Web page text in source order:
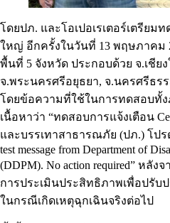
โดยปภ. และโอเปอเรเตอร์เตรียม
ใหญ่ อีกครั้งในวันที่ 13 พฤษภาคม
พื้นที่ 5 จังหวัด ประกอบด้วย จ.เชีย
จ.พระนครศรีอยุธยา, จ.นครศรีธร
โดยข้อความที่ใช้ในการทดสอบทั้
เนื้อหาว่า “ทดสอบการแจ้งเตือน
และบรรเทาสาธารณภัย (ปภ.) โปร
test message from Department of
(DDPM). No action required” หลั
การประเมินประสิทธิภาพเพื่อปรับ
ในกรณีเกิดเหตุฉุกเฉินจริงต่อไป